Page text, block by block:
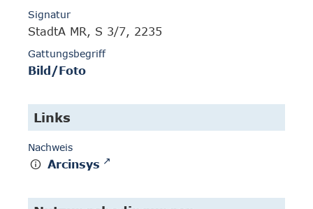
Signatur
StadtA MR, S 3/7, 2235
Gattungsbegriff
Bild/Foto
Links
Nachweis
Arcinsys